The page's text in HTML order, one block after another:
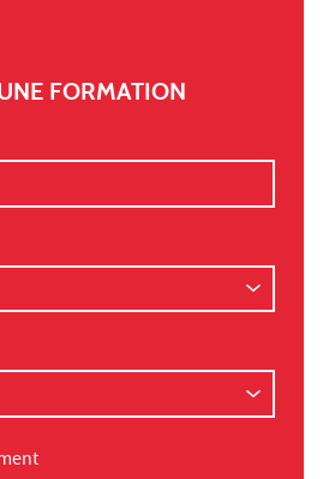
FORMATION